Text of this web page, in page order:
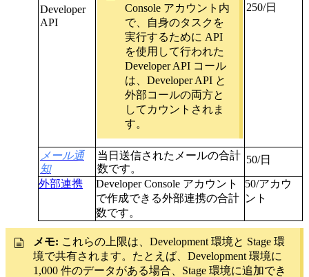
Developer
API
Console アカウント内
で、自身のタスクを
実行するために API
を使用して行われた
Developer API コール
は、Developer API と
外部コールの両方と
してカウントされま
す。
250/日
メール通
知
当日送信されたメールの合計
数です。
50/日
外部連携
Developer Console アカウント
で作成できる外部連携の合計
数です。
50/アカウ
ント
メモ: これらの上限は、Development 環境と Stage 環
境で共有されます。たとえば、Development 環境に
1,000 件のデータがある場合、Stage 環境に追加でき